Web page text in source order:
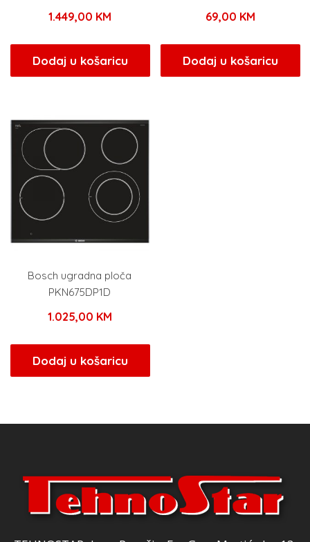
1.449,00 KM
Dodaj u košaricu
69,00 KM
Dodaj u košaricu
Bosch ugradna ploča
PKN675DP1D
1.025,00 KM
Dodaj u košaricu